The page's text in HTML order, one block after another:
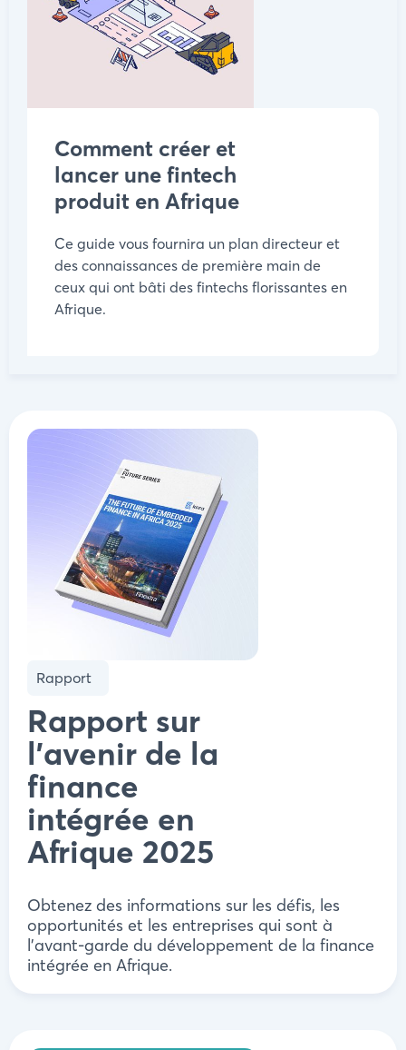
Comment créer et
lancer une fintech
produit en Afrique
Ce guide vous fournira un plan directeur et
des connaissances de première main de
ceux qui ont bâti des fintechs florissantes en
Afrique.
Rapport
Rapport sur
l'avenir de la
finance
intégrée en
Afrique 2025
Obtenez des informations sur les défis, les
opportunités et les entreprises qui sont à
l'avant-garde du développement de la finance
intégrée en Afrique.